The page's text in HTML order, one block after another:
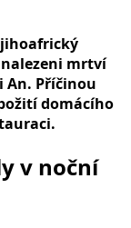
nalezeni mrtví
An. Příčinou
domácího
v noční